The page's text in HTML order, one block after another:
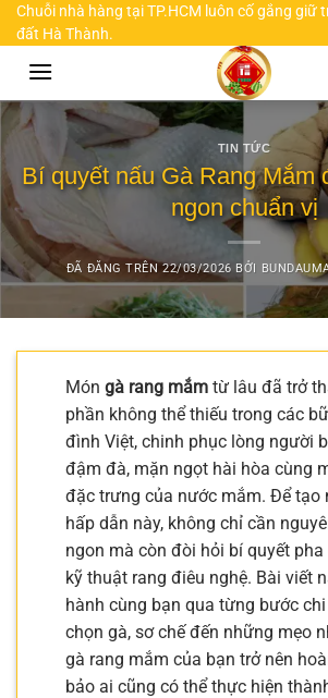
Chuyển
đến
Chuỗi nhà hàng tại TP.HCM luôn cố gắng giữ
đất Hà Thành.
TIN TỨC
Bí quyết nấu Gà Rang Mắm
ngon chuẩn vị
ĐÃ ĐĂNG TRÊN22/03/2026 BỞI
Món gà rang mắm từ lâu đã trở
phần không thể thiếu trong các
đình Việt, chinh phục lòng người
đậm đà, mặn ngọt hài hòa cùng
đặc trưng của nước mắm. Để tạo
hấp dẫn này, không chỉ cần
ngon mà còn đòi hỏi bí quyết pha
kỹ thuật rang điêu nghệ. Bài viết
hành cùng bạn qua từng bước
chọn gà, sơ chế đến những mẹo
gà rang mắm của bạn trở nên
bảo ai cũng có thể thực hiện